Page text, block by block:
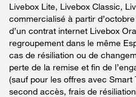
Livebox Lite, Livebox Classic,
commercialisé à partir
d’un contrat internet Livebox
regroupement dans le même
cas de résiliation ou de
perte de la remise et fin de
(sauf pour les offres avec Smart
second accès, frais de